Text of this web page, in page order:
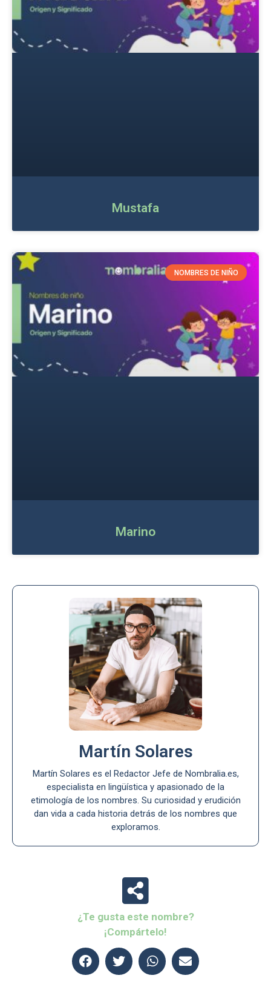
Mustafa
NOMBRES DE NIÑO
Marino
Martín Solares
Martín Solares es el Redactor Jefe de Nombralia.es,
especialista en lingüística y apasionado de la
etimología de los nombres. Su curiosidad y erudición
dan vida a cada historia detrás de los nombres que
exploramos.
¿Te gusta este nombre?
¡Compártelo!